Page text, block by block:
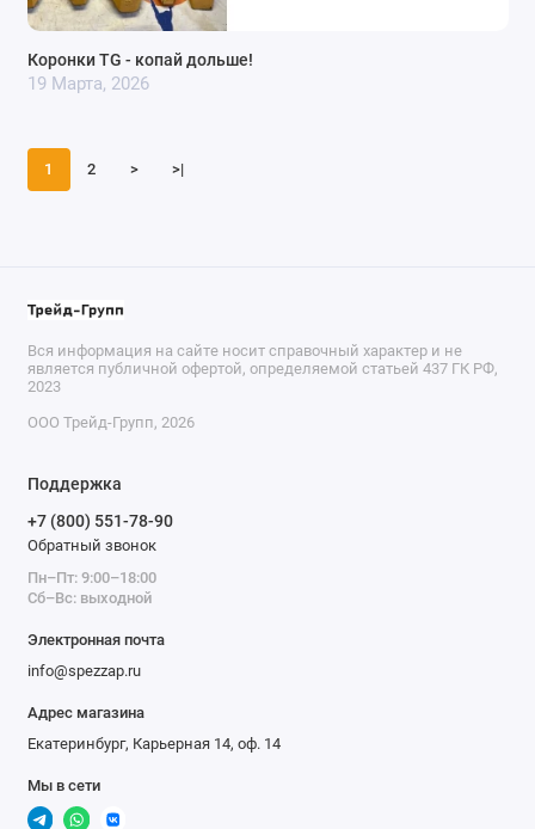
Коронки TG - копай дольше!
19 Марта, 2026
1 2 > >|
Вся информация на сайте носит справочный характер и не
является публичной офертой, определяемой статьей 437 ГК РФ,
2023
ООО Трейд-Групп, 2026
Поддержка
+7 (800) 551-78-90
Обратный звонок
Пн–Пт: 9:00–18:00
Сб–Вс: выходной
Электронная почта
info@spezzap.ru
Адрес магазина
Екатеринбург, Карьерная 14, оф. 14
Мы в сети